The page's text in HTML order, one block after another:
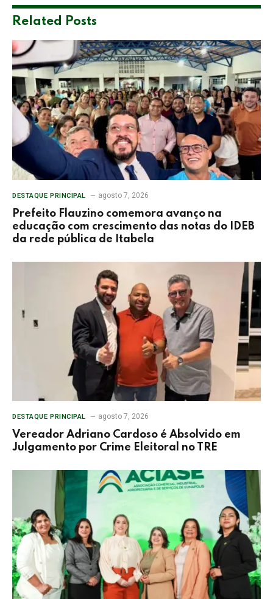
Related Posts
DESTAQUE PRINCIPAL agosto 7, 2026
Prefeito Flauzino comemora avanço na
educação com crescimento das notas do IDEB
da rede pública de Itabela
DESTAQUE PRINCIPAL agosto 7, 2026
Vereador Adriano Cardoso é Absolvido em
Julgamento por Crime Eleitoral no TRE